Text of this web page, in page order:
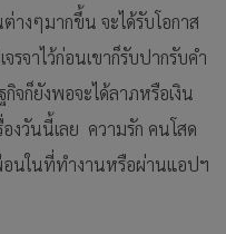
งๆมากขึ้น จะได้รับโอกาส
จาไว้ก่อนเขาก็รับปากรับคำ
จก็ยังพอจะได้ลาภหรือเงิน
องวันนี้เลย ความรัก คนโสด
อนในที่ทำงานหรือผ่านแอปฯ